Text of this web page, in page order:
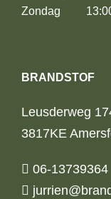
Zondag 13:00
BRANDSTOF
Leusderweg
3817KE
06-13739364